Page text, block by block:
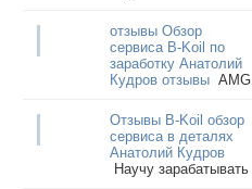
отзывы Обзор
сервиса B-Koil по
заработку Анатолий
Кудров отзывы AMG
Отзывы B-Koil обзор
сервиса в деталях
Анатолий Кудров
Научу зарабатывать